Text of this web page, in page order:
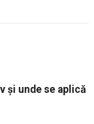
și unde se aplică